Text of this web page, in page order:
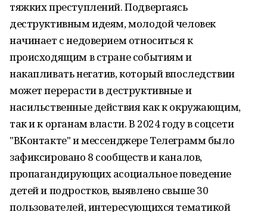
тяжких преступлений. Подвергаясь
деструктивным идеям, молодой человек
начинает с недоверием относиться к
происходящим в стране событиям и
накапливать негатив, который впоследствии
может перерасти в деструктивные и
насильственные действия как к окружающим,
так и к органам власти. В 2024 году в соцсети
"ВКонтакте" и мессенджере Телеграмм было
зафиксировано 8 сообществ и каналов,
пропагандирующих асоциальное поведение
детей и подростков, выявлено свыше 30
пользователей, интересующихся тематикой